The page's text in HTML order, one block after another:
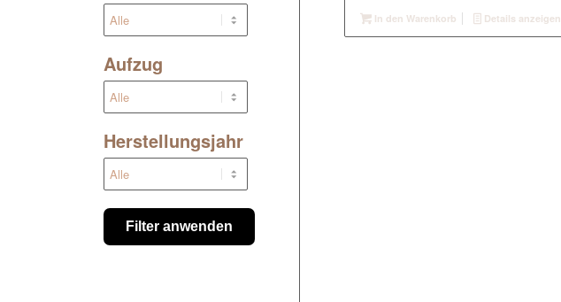
In den Warenkorb Details anzeigen
Aufzug
Herstellungsjahr
Filter anwenden